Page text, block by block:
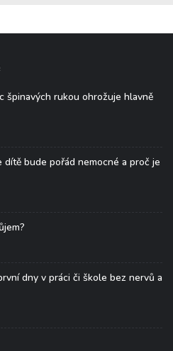
špinavých rukou ohrožuje hlavně
bude pořád nemocné a proč je
dny v práci či škole bez nervů a